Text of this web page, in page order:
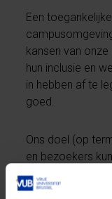
Een
kansen van
hun inclusie en
in hebben af te
goed.
Ons doel (op
en bezoekers
evenwaardige
aangeboden